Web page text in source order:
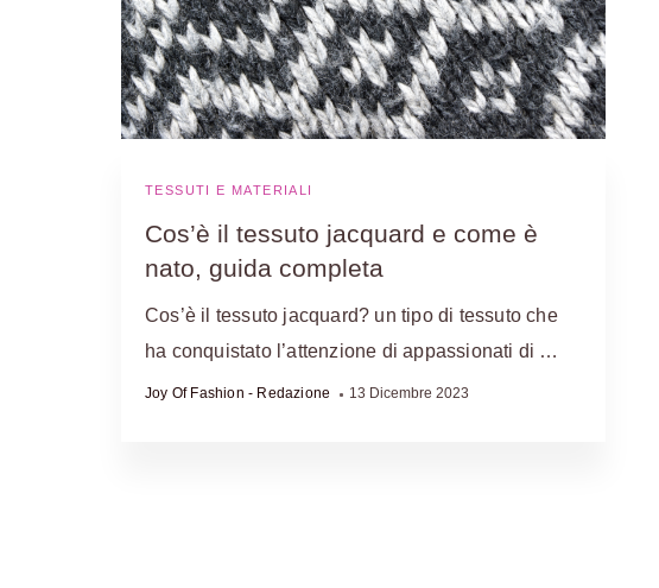
TESSUTI E MATERIALI
Cos’è il tessuto jacquard e come è
nato, guida completa
Cos’è il tessuto jacquard? un tipo di tessuto che
ha conquistato l’attenzione di appassionati di …
Joy Of Fashion - Redazione 13 Dicembre 2023